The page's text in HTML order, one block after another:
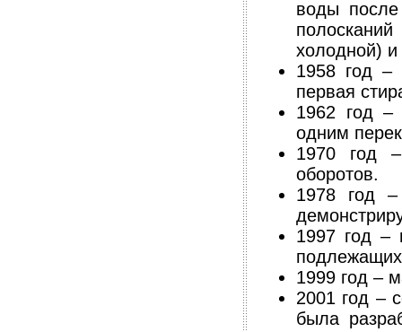
воды
холодной)
1958 год –
первая
1962 год –
одним
1970 год
оборотов.
1978 год
1997 год –
подлежащих
1999 год –
2001 год –
была